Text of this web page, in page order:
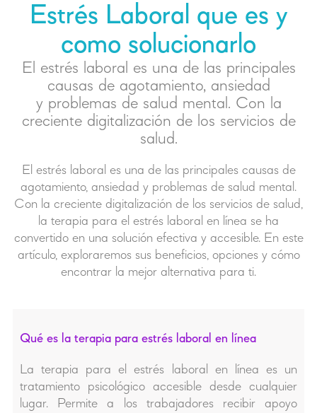
Estrés Laboral que es y
como solucionarlo
El estrés laboral es una de las principales
causas de agotamiento, ansiedad
y problemas de salud mental. Con la
creciente digitalización de los servicios de
salud.
El estrés laboral es una de las principales causas de
agotamiento, ansiedad y problemas de salud mental.
Con la creciente digitalización de los servicios de salud,
la terapia para el estrés laboral en línea se ha
convertido en una solución efectiva y accesible. En este
artículo, exploraremos sus beneficios, opciones y cómo
encontrar la mejor alternativa para ti.
Qué es la terapia para estrés laboral en línea
La terapia para el estrés laboral en línea es un
tratamiento psicológico accesible desde cualquier
lugar. Permite a los trabajadores recibir apoyo